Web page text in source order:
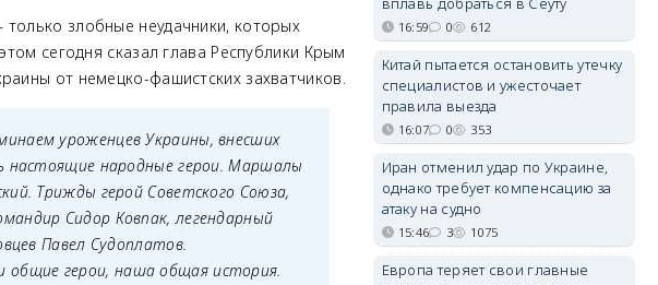
злобные неудачники, которых
сегодня сказал глава Республики Крым
от немецко-фашистских захватчиков.
уроженцев Украины, внесших
настоящие народные герои. Маршалы
Трижды герой Советского Союза,
Сидор Ковпак, легендарный
Павел Судоплатов.
герои, наша общая история.
16:59 0 612
Китай пытается остановить утечку
специалистов и ужесточает
правила выезда
16:07 0 353
Иран отменил удар по Украине,
однако требует компенсацию за
атаку на судно
15:46 3 1075
Европа теряет свои главные